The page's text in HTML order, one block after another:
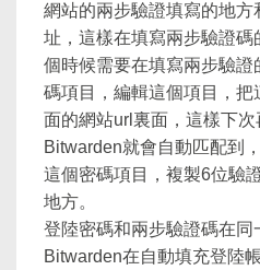
網站的兩步驗證填寫的地方
址，這樣在填寫兩步驗證
個時候需要在填寫兩步驗
碼項目，編輯這個項目，
面的網站url裏面，這樣下
Bitwarden就會自動匹配到
這個密碼項目，複製6位驗
地方。
登陸密碼和兩步驗證碼在同
Bitwarden在自動填充登陸